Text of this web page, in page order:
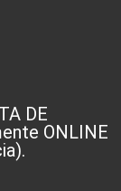
DE
ONLINE